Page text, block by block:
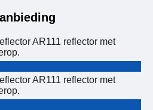
AR111 reflector met
AR111 reflector met